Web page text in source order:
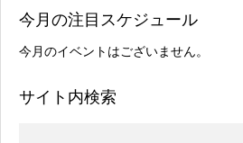
今月の注目スケジュール
今月のイベントはございません。
サイト内検索